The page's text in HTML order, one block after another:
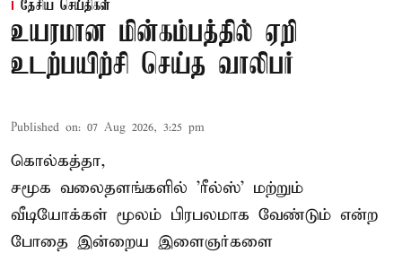
தேசிய செய்திகள்
உயரமான மின்கம்பத்தில் ஏறி
உடற்பயிற்சி செய்த வாலிபர்
Published on: 07 Aug 2026, 3:25 pm
கொல்கத்தா,
சமூக வலைதளங்களில் 'ரீல்ஸ்' மற்றும்
வீடியோக்கள் மூலம் பிரபலமாக வேண்டும் என்ற
போதை இன்றைய இளைஞர்களை